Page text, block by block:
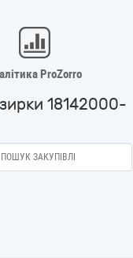
ProZorro
18142000-